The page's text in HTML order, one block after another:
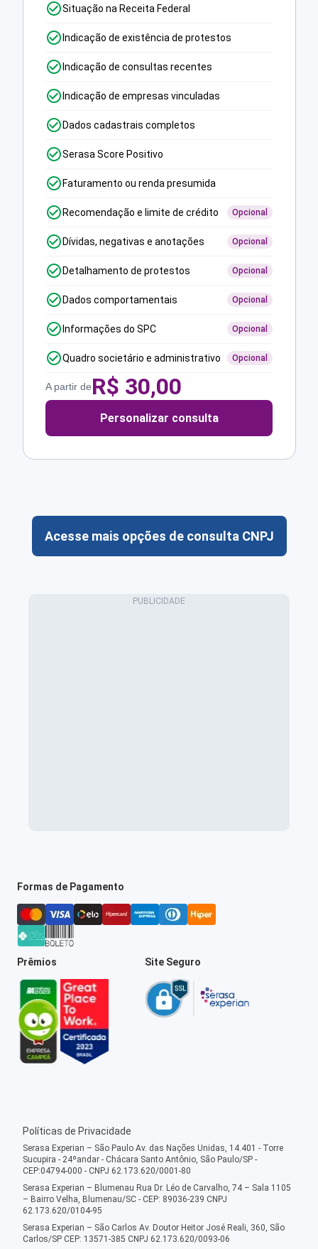
Situação na Receita Federal
Indicação de existência de protestos
Indicação de consultas recentes
Indicação de empresas vinculadas
Dados cadastrais completos
Serasa Score Positivo
Faturamento ou renda presumida
Recomendação e limite de crédito Opcional
Dívidas, negativas e anotações Opcional
Detalhamento de protestos Opcional
Dados comportamentais Opcional
Informações do SPC Opcional
Quadro societário e administrativo Opcional
A partir deR$ 30,00
Personalizar consulta
Acesse mais opções de consulta CNPJ
Formas de Pagamento
Prêmios Site Seguro
Políticas de Privacidade
Serasa Experian – São Paulo Av. das Nações Unidas, 14.401 - Torre
Sucupira - 24ºandar - Chácara Santo Antônio, São Paulo/SP -
CEP:04794-000 - CNPJ 62.173.620/0001-80
Serasa Experian – Blumenau Rua Dr. Léo de Carvalho, 74 – Sala 1105
– Bairro Velha, Blumenau/SC - CEP: 89036-239 CNPJ
62.173.620/0104-95
Serasa Experian – São Carlos Av. Doutor Heitor José Reali, 360, São
Carlos/SP CEP: 13571-385 CNPJ 62.173.620/0093-06